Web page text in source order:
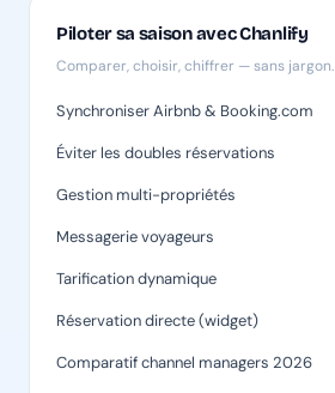
Piloter sa saison avec Chanlify
Comparer, choisir, chiffrer — sans jargon.
Synchroniser Airbnb & Booking.com
Éviter les doubles réservations
Gestion multi-propriétés
Messagerie voyageurs
Tarification dynamique
Réservation directe (widget)
Comparatif channel managers 2026